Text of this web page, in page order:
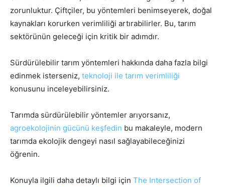
zorunluktur. Çiftçiler, bu yöntemleri benimseyerek, doğal
kaynakları korurken verimliliği artırabilirler. Bu, tarım
sektörünün geleceği için kritik bir adımdır.
Sürdürülebilir tarım yöntemleri hakkında daha fazla bilgi
edinmek isterseniz, teknoloji ile tarım verimliliği
konusunu inceleyebilirsiniz.
Tarımda sürdürülebilir yöntemler arıyorsanız,
agroekolojinin gücünü keşfedin bu makaleyle, modern
tarımda ekolojik dengeyi nasıl sağlayabileceğinizi
öğrenin.
Konuyla ilgili daha detaylı bilgi için The Intersection of